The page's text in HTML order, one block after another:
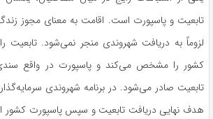
تابعیت و پاسپورت است. اقامت به معنای مجوز
لزوماً به دریافت شهروندی منجر نمی‌شود. تابعیت
کشور را مشخص می‌کند و پاسپورت در واقع
تابعیت صادر می‌شود. در برنامه شهروندی
هدف نهایی دریافت تابعیت و سپس پاسپورت